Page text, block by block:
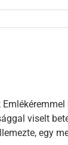
viselt
egy